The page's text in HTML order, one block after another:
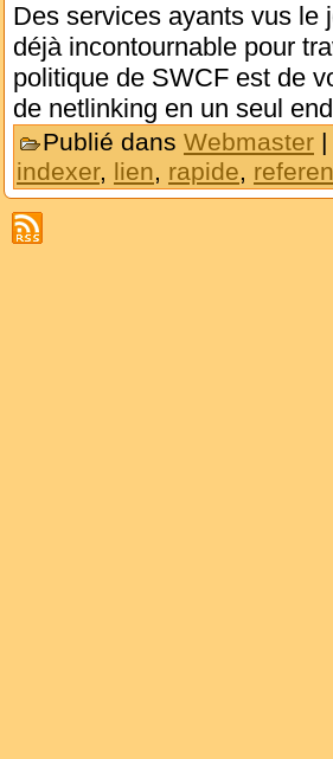
Des services ayants vus le
déjà incontournable pour
politique de SWCF est de
de netlinking en un seul
Publié dans Webmaster |
indexer, lien, rapide,